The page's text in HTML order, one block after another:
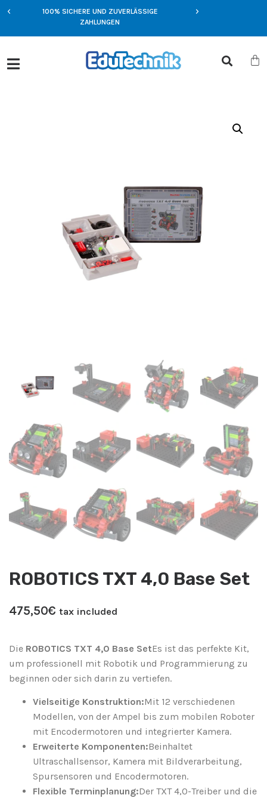
100% SICHERE UND ZUVERLÄSSIGE
ZAHLUNGEN
ROBOTICS TXT 4,0 Base Set
475,50€ tax included
Die ROBOTICS TXT 4,0 Base SetEs ist das perfekte Kit,
um professionell mit Robotik und Programmierung zu
beginnen oder sich darin zu vertiefen.
Vielseitige Konstruktion:Mit 12 verschiedenen
Modellen, von der Ampel bis zum mobilen Roboter
mit Encodermotoren und integrierter Kamera.
Erweiterte Komponenten:Beinhaltet
Ultraschallsensor, Kamera mit Bildverarbeitung,
Spursensoren und Encodermotoren.
Flexible Terminplanung:Der TXT 4,0-Treiber und die